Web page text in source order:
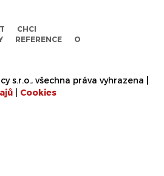
CHCI
REFERENCE
O
s.r.o., všechna práva vyhrazena |
Cookies